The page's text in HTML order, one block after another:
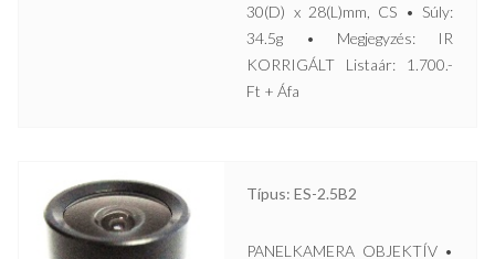
30(D) x 28(L)mm, CS • Súly:
34.5g • Megjegyzés: IR
KORRIGÁLT Listaár: 1.700.-
Ft + Áfa
Típus: ES-2.5B2
PANELKAMERA OBJEKTÍV •